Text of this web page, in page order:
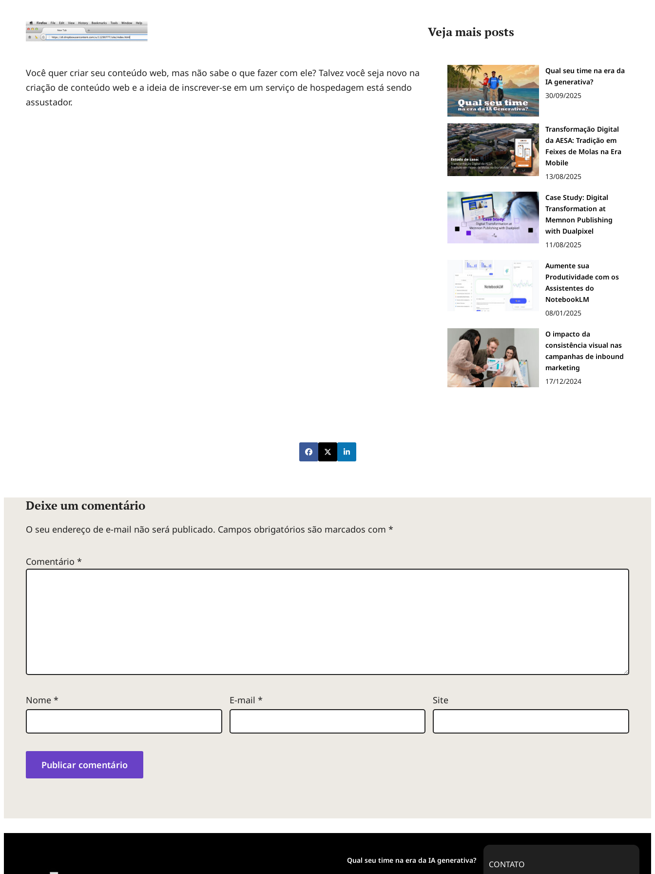
Você quer criar seu conteúdo web, mas não sabe o que fazer com ele? Talvez você seja novo na
criação de conteúdo web e a ideia de inscrever-se em um serviço de hospedagem está sendo
assustador.
Veja mais posts
Qual seu time na era da
IA generativa?
30/09/2025
Transformação Digital
da AESA: Tradição em
Feixes de Molas na Era
Mobile
13/08/2025
Case Study: Digital
Transformation at
Memnon Publishing
with Dualpixel
11/08/2025
Aumente sua
Produtividade com os
Assistentes do
NotebookLM
08/01/2025
O impacto da
consistência visual nas
campanhas de inbound
marketing
17/12/2024
Deixe um comentário
O seu endereço de e-mail não será publicado. Campos obrigatórios são marcados com *
Comentário *
Nome * E-mail * Site
Qual seu time na era da IA generativa?
CONTATO